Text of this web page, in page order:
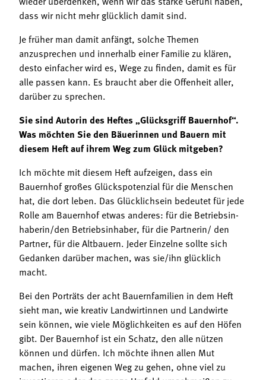
dass wir nicht mehr glücklich damit sind.
Je früher man damit anfängt, solche Themen
anzusprechen und innerhalb einer Familie zu klären,
desto einfacher wird es, Wege zu finden, damit es für
alle passen kann. Es braucht aber die Offenheit aller,
darüber zu sprechen.
Sie sind Autorin des Heftes „Glücksgriff Bauernhof“.
Was möchten Sie den Bäuerinnen und Bauern mit
diesem Heft auf ihrem Weg zum Glück mitgeben?
Ich möchte mit diesem Heft aufzeigen, dass ein
Bauernhof großes Glückspotenzial für die Menschen
hat, die dort leben. Das Glücklichsein bedeutet für jede
Rolle am Bauernhof etwas anderes: für die Betriebsin-
haberin/den Betriebsinhaber, für die Partnerin/ den
Partner, für die Altbauern. Jeder Einzelne sollte sich
Gedanken darüber machen, was sie/ihn glücklich
macht.
Bei den Porträts der acht Bauernfamilien in dem Heft
sieht man, wie kreativ Landwirtinnen und Landwirte
sein können, wie viele Möglichkeiten es auf den Höfen
gibt. Der Bauernhof ist ein Schatz, den alle nützen
können und dürfen. Ich möchte ihnen allen Mut
machen, ihren eigenen Weg zu gehen, ohne viel zu